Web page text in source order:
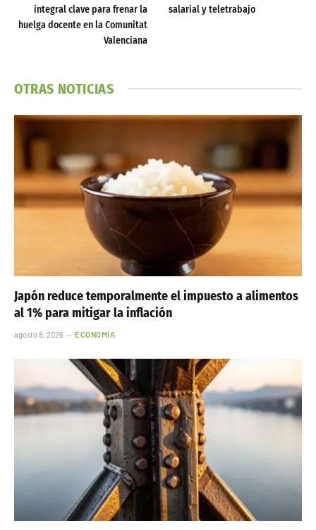
integral clave para frenar la
huelga docente en la Comunitat
Valenciana
salarial y teletrabajo
OTRAS NOTICIAS
Japón reduce temporalmente el impuesto a alimentos
al 1% para mitigar la inflación
agosto 8, 2026 ECONOMÍA